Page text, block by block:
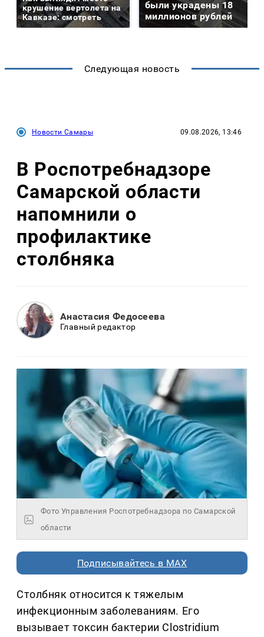
крушение вертолета на
Кавказе: смотреть
были украдены 18
миллионов рублей
Следующая новость
Новости Самары 09.08.2026, 13:46
В Роспотребнадзоре
Самарской области
напомнили о
профилактике
столбняка
Анастасия Федосеева
Главный редактор
Фото Управления Роспотребнадзора по Самарской
области
Подписывайтесь в MAX
Столбняк относится к тяжелым
инфекционным заболеваниям. Его
вызывает токсин бактерии Clostridium